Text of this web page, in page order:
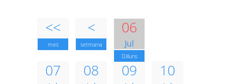
<<
mes
<
setmana
06
Jul
Dilluns
07 08 09 10